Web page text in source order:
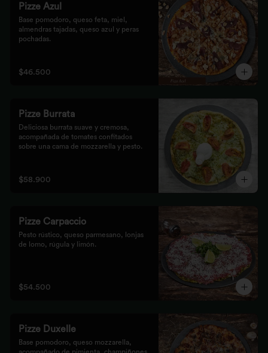
Pizze Azul
Base pomodoro, queso feta, miel,
almendras tajadas, queso azul y peras
pochadas.
$46.500
Pizze Burrata
Deliciosa burrata suave y cremosa,
acompañada de tomates confitados
sobre una cama de mozzarella y pesto.
$58.900
Pizze Carpaccio
Pesto rústico, queso parmesano, lonjas
de lomo, rúgula y limón.
$54.500
Pizze Duxelle
Base pomodoro, queso mozzarella,